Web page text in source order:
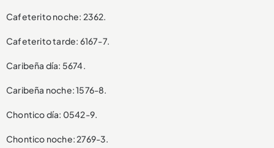
Cafeterito noche: 2362.
Cafeterito tarde: 6167-7.
Caribeña día: 5674.
Caribeña noche: 1576-8.
Chontico día: 0542-9.
Chontico noche: 2769-3.